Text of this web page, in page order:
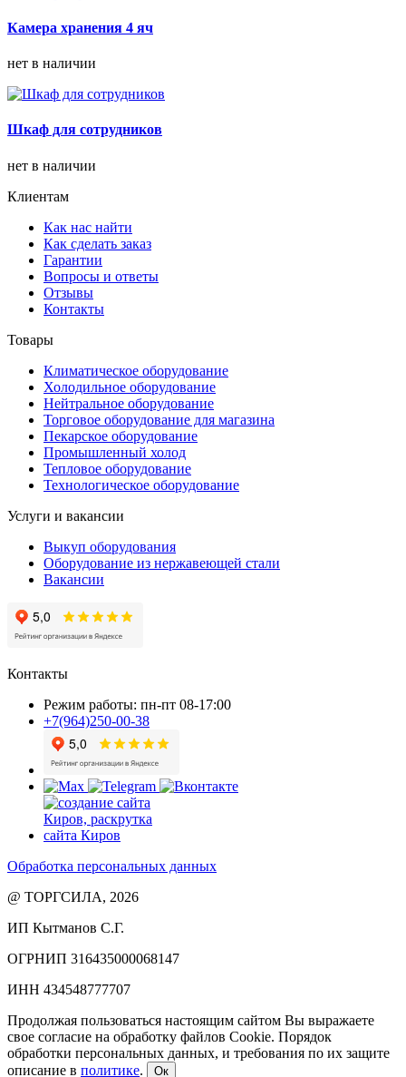
Камера хранения 4 яч
нет в наличии
Шкаф для сотрудников
нет в наличии
Клиентам
Как нас найти
Как сделать заказ
Гарантии
Вопросы и ответы
Отзывы
Контакты
Товары
Климатическое оборудование
Холодильное оборудование
Нейтральное оборудование
Торговое оборудование для магазина
Пекарское оборудование
Промышленный холод
Тепловое оборудование
Технологическое оборудование
Услуги и вакансии
Выкуп оборудования
Оборудование из нержавеющей стали
Вакансии
Контакты
Режим работы: пн-пт 08-17:00
+7(964)250-00-38
Обработка персональных данных
@ ТОРГСИЛА, 2026
ИП Кытманов С.Г.
ОГРНИП 316435000068147
ИНН 434548777707
Продолжая пользоваться настоящим сайтом Вы выражаете
свое согласие на обработку файлов Cookie. Порядок
обработки персональных данных, и требования по их защите
описание в политике. Ок